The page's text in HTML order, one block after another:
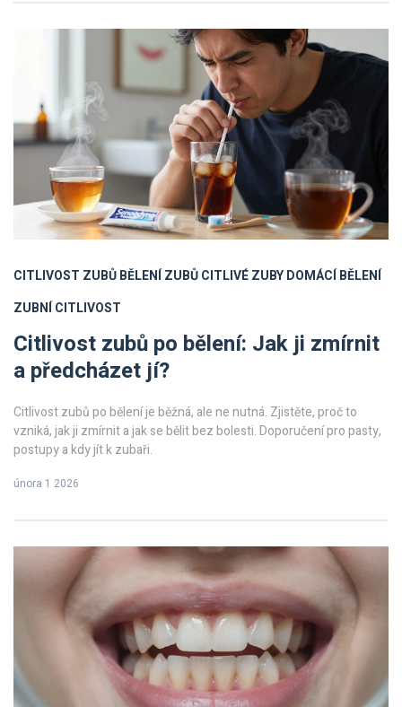
CITLIVOST ZUBŮBĚLENÍ ZUBŮCITLIVÉ ZUBYDOMÁCÍ BĚLENÍ
ZUBNÍ CITLIVOST
Citlivost zubů po bělení: Jak ji zmírnit
a předcházet jí?
Citlivost zubů po bělení je běžná, ale ne nutná. Zjistěte, proč to
vzniká, jak ji zmírnit a jak se bělit bez bolesti. Doporučení pro pasty,
postupy a kdy jít k zubaři.
února 1 2026